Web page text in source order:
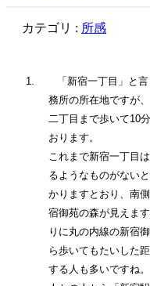
カテゴリ : 所感
1.
「新宿一丁目」と言
務所の所在地ですが
二丁目まで歩いて10
おります。
これまで新宿一丁目
るようなものがない
かりますとおり、南
宿御苑の森が見えま
りに丸の内線の新宿
ら歩いてもたいした
する人も多いですね